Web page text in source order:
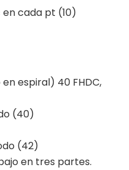
cada pt (10)
espiral) 40 FHDC,
(40)
(42)
en tres partes.